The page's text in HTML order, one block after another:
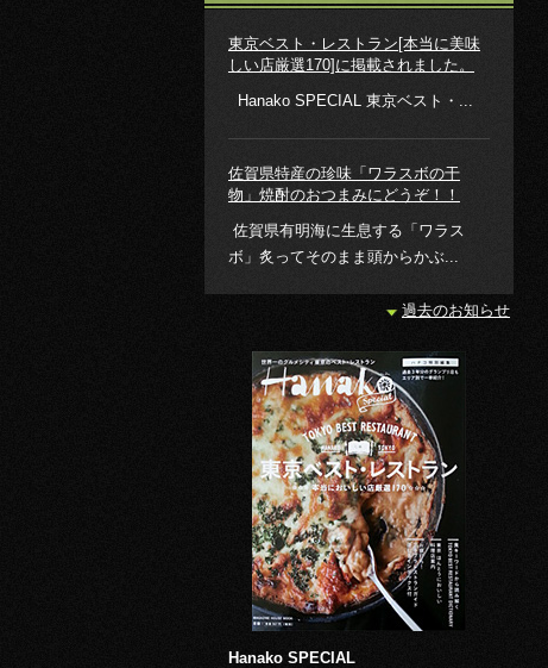
東京ベスト・レストラン[本当に美味
しい店厳選170]に掲載されました。
Hanako SPECIAL 東京ベスト・...
佐賀県特産の珍味「ワラスボの干
物」焼酎のおつまみにどうぞ！！
佐賀県有明海に生息する「ワラス
ボ」炙ってそのまま頭からかぶ...
過去のお知らせ
Hanako SPECIAL